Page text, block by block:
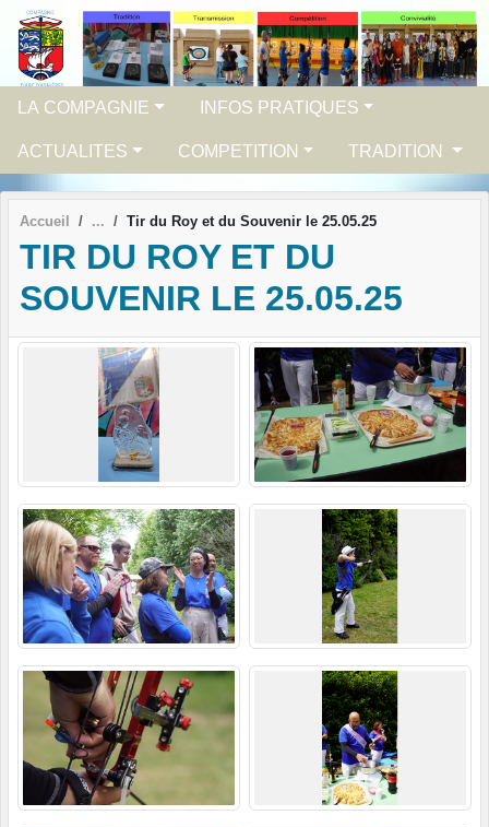
LA COMPAGNIE INFOS PRATIQUES
ACTUALITES COMPETITION TRADITION
Accueil Tir du Roy et du Souvenir le 25.05.25
TIR DU ROY ET DU
SOUVENIR LE 25.05.25
Panneau de gestion des cookies